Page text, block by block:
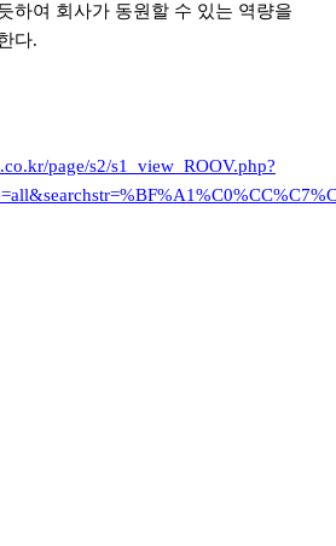
하여 회사가 동원할 수 있는 역량을
다.
page/s2/s1_view_ROOV.php?